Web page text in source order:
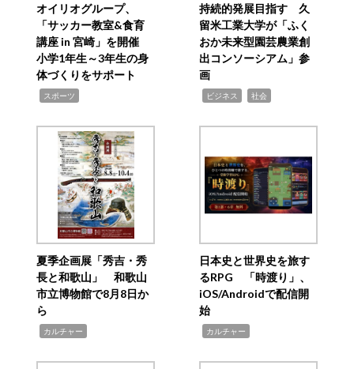
オイリオグループ、
「サッカー教室&食育
講座 in 宮崎」を開催
小学1年生～3年生の身
体づくりをサポート
スポーツ
持続的発展目指す 久
留米工業大学が「ふく
おか未来型園芸農業創
出コンソーシアム」参
画
ビジネス 社会
夏季企画展「秀吉・秀
長と和歌山」 和歌山
市立博物館で8月8日か
ら
カルチャー
日本史と世界史を旅す
るRPG 「時渡り」、
iOS/Androidで配信開
始
カルチャー